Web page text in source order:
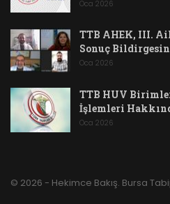
Oca 2026
TTB AHEK, III.
Sonuç
Oca 2026
TTB HUV
İşlemleri
Oca 2026
© 2026 - Hekimce Bakış. Bursa